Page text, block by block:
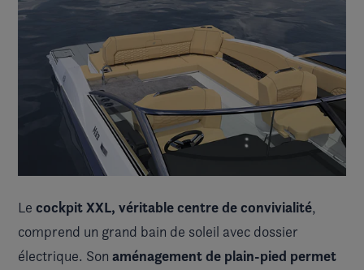
Le cockpit XXL, véritable centre de convivialité,
comprend un grand bain de soleil avec dossier
électrique. Son aménagement de plain-pied permet